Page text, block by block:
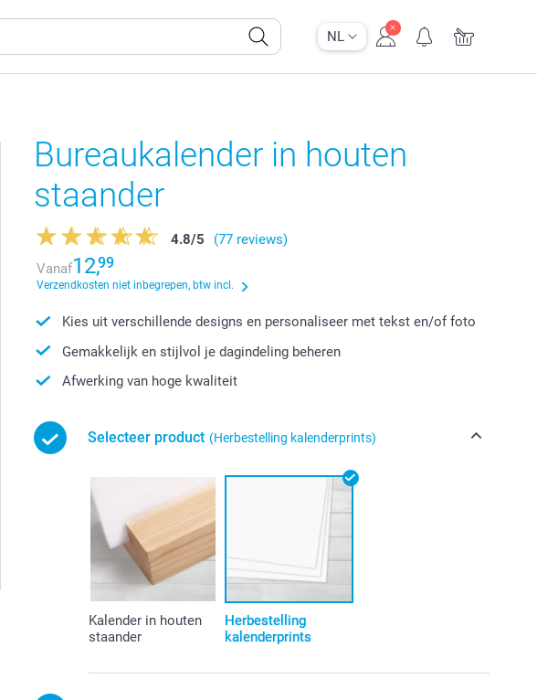
NL
Bureaukalender in houten
staander
4.8/5
(77 reviews)
Vanaf12,99
Verzendkosten niet inbegrepen, btw incl.
Kies uit verschillende designs en personaliseer met tekst en/of foto
Gemakkelijk en stijlvol je dagindeling beheren
Afwerking van hoge kwaliteit
Selecteer product (Herbestelling kalenderprints)
Kalender in houten
staander
Herbestelling
kalenderprints